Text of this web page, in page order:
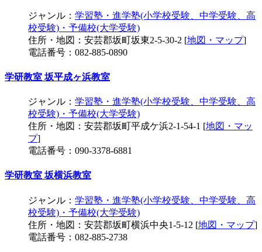
ジャンル： 学習塾・進学塾(小学校受験、中学受験、高
校受験)・予備校(大学受験)
住所・地図：安芸郡坂町坂東2-5-30-2 [地図・マップ]
電話番号：082-885-0890
学研教室 坂平成ヶ浜教室
ジャンル： 学習塾・進学塾(小学校受験、中学受験、高
校受験)・予備校(大学受験)
住所・地図：安芸郡坂町平成ケ浜2-1-54-1 [地図・マッ
プ]
電話番号：090-3378-6881
学研教室 坂横浜教室
ジャンル： 学習塾・進学塾(小学校受験、中学受験、高
校受験)・予備校(大学受験)
住所・地図：安芸郡坂町横浜中央1-5-12 [地図・マップ]
電話番号：082-885-2738